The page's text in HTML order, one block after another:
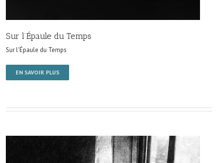
Sur l’Épaule du Temps
Sur l'Épaule du Temps
EN SAVOIR PLUS